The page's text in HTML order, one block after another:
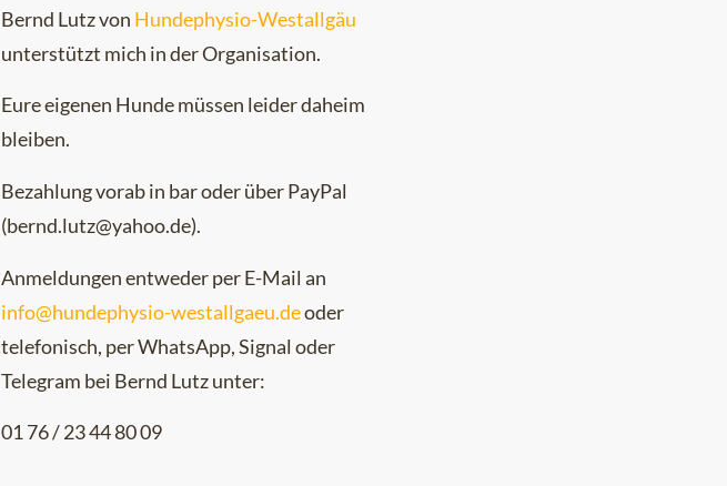
Bernd Lutz von Hundephysio-Westallgäu
unterstützt mich in der Organisation.
Eure eigenen Hunde müssen leider daheim
bleiben.
Bezahlung vorab in bar oder über PayPal
(bernd.lutz@yahoo.de).
Anmeldungen entweder per E-Mail an
info@hundephysio-westallgaeu.deoder
telefonisch, per WhatsApp, Signal oder
Telegram bei Bernd Lutz unter:
01 76 / 23 44 80 09